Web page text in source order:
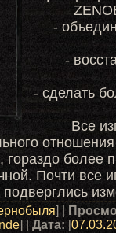
-
-
- сделать
Все
гораздо более
Почти все
] |
] | Дата: [